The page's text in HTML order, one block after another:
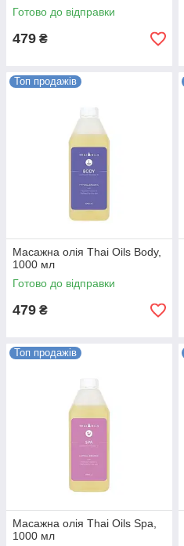
Готово до відправки
479 ₴
Топ продажів
Масажна олія Thai Oils Body,
1000 мл
Готово до відправки
479 ₴
Топ продажів
Масажна олія Thai Oils Spa,
1000 мл